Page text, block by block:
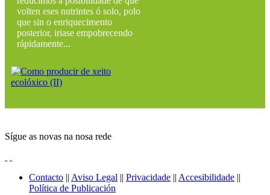
volten eses nutrintes ó solo, polo
que sin o enriquecimento
posterior, iriase empobrecendo
rápidamente...
Sígue as novas na nosa rede
Contacto || Aviso Legal || Privacidade || Accesibilidade ||
Política de Publicación